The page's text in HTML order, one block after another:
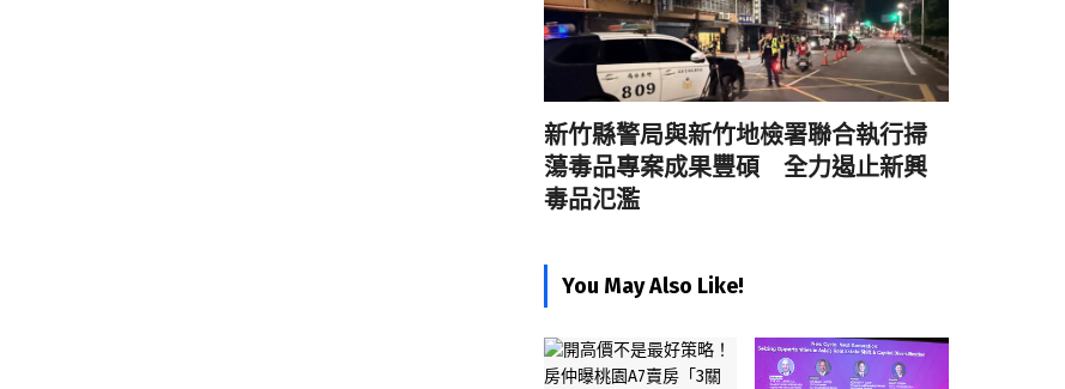
新竹縣警局與新竹地檢署聯合執行掃
蕩毒品專案成果豐碩 全力遏止新興
毒品氾濫
You May Also Like!